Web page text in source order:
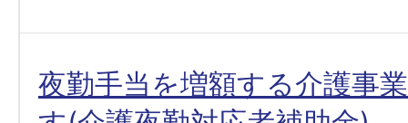
夜勤手当を増額する介護事